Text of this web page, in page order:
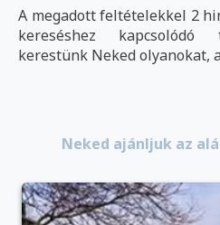
A megadott feltételekkel 2
kereséshez kapcsolódó
kerestünk Neked olyanokat,
Neked ajánljuk az